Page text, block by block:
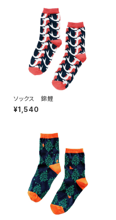
ソックス 錦鯉
¥1,540